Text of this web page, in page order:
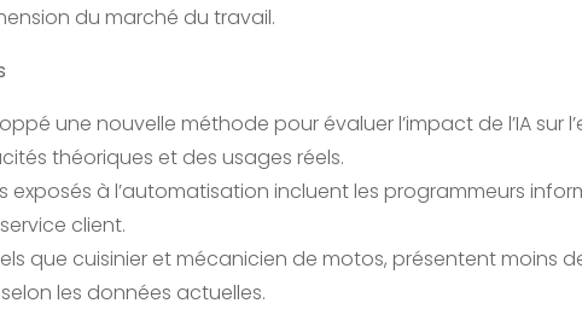
du marché du travail.
une nouvelle méthode pour évaluer l’impact de l’IA sur
théoriques et des usages réels.
exposés à l’automatisation incluent les programmeurs
client.
que cuisinier et mécanicien de motos, présentent moins
les données actuelles.